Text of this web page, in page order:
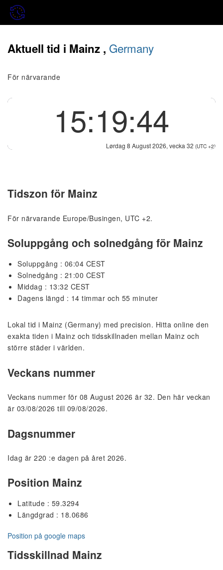
Aktuell tid i Mainz , Germany
För närvarande
15:19:44
Lørdag 8 August 2026, vecka 32 (UTC +2)
Tidszon för Mainz
För närvarande Europe/Busingen, UTC +2.
Soluppgång och solnedgång för Mainz
Soluppgång : 06:04 CEST
Solnedgång : 21:00 CEST
Middag : 13:32 CEST
Dagens längd : 14 timmar och 55 minuter
Lokal tid i Mainz (Germany) med precision. Hitta online den
exakta tiden i Mainz och tidsskillnaden mellan Mainz och
större städer i världen.
Veckans nummer
Veckans nummer för 08 August 2026 är 32. Den här veckan
är 03/08/2026 till 09/08/2026.
Dagsnummer
Idag är 220 :e dagen på året 2026.
Position Mainz
Latitude : 59.3294
Längdgrad : 18.0686
Position på google maps
Tidsskillnad Mainz